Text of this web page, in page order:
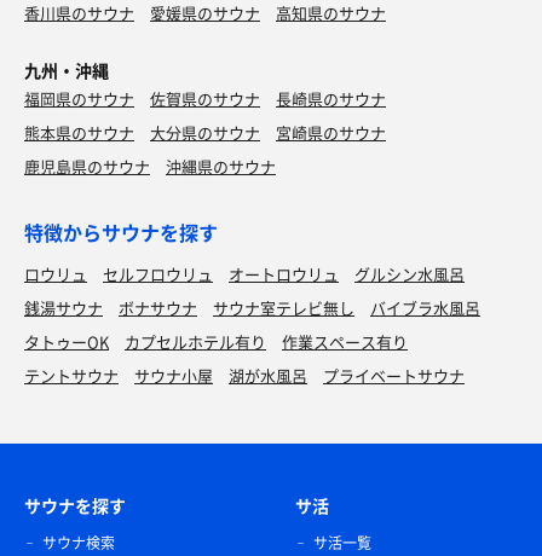
香川県のサウナ
愛媛県のサウナ 高知県のサウナ
九州・沖縄
福岡県のサウナ 佐賀県のサウナ
長崎県のサウナ
熊本県のサウナ
大分県のサウナ
宮崎県のサウナ
鹿児島県のサウナ
沖縄県のサウナ
特徴からサウナを探す
ロウリュ セルフロウリュ オートロウリュ
グルシン水風呂
銭湯サウナ
ボナサウナ サウナ室テレビ無し
バイブラ水風呂
タトゥーOK
カプセルホテル有り
作業スペース有り
テントサウナ
サウナ小屋 湖が水風呂 プライベートサウナ
サウナを探す
サウナ検索
サ活
サ活一覧